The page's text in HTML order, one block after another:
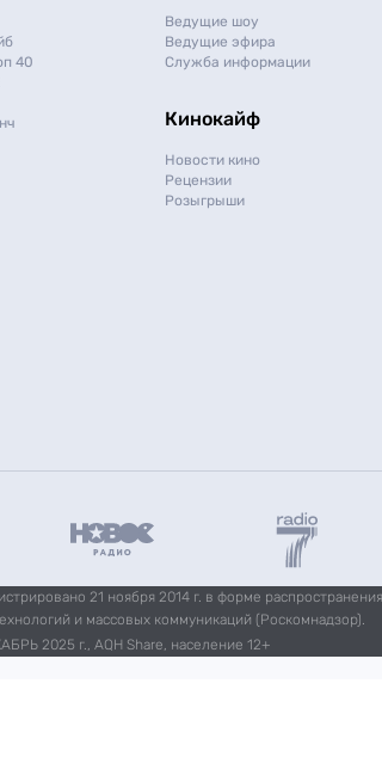
40
Ведущие шоу
Ведущие эфира
Служба информации
Кинокайф
Новости кино
Рецензии
Розыгрыши
21 ноября 2014 г. в форме
и массовых коммуникаций (Роскомнадзор).
2025 г., AQH Share, население 12+